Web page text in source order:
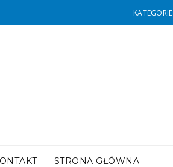
KATEGORIE
STRONA GŁÓWNA